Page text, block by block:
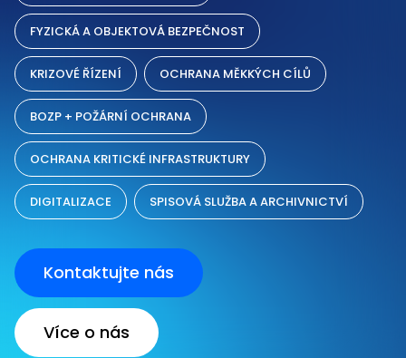
FYZICKÁ A OBJEKTOVÁ BEZPEČNOST
KRIZOVÉ ŘÍZENÍ OCHRANA MĚKKÝCH CÍLŮ
BOZP + POŽÁRNÍ OCHRANA
OCHRANA KRITICKÉ INFRASTRUKTURY
DIGITALIZACE SPISOVÁ SLUŽBA A ARCHIVNICTVÍ
Kontaktujte nás
Více o nás